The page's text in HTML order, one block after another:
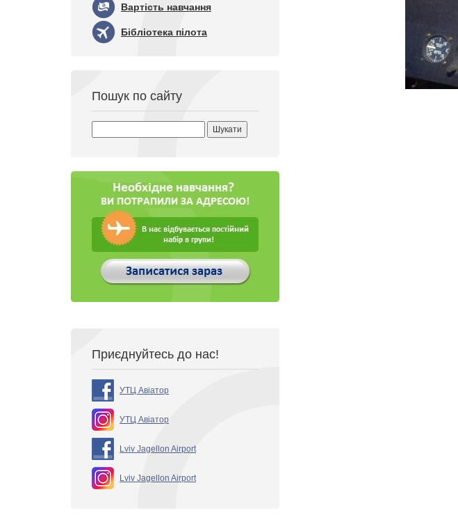
Вартість навчання
Бібліотека пілота
Пошук по сайту
Приєднуйтесь до нас!
УТЦ Авіатор
УТЦ Авіатор
Lviv Jagellon Airport
Lviv Jagellon Airport